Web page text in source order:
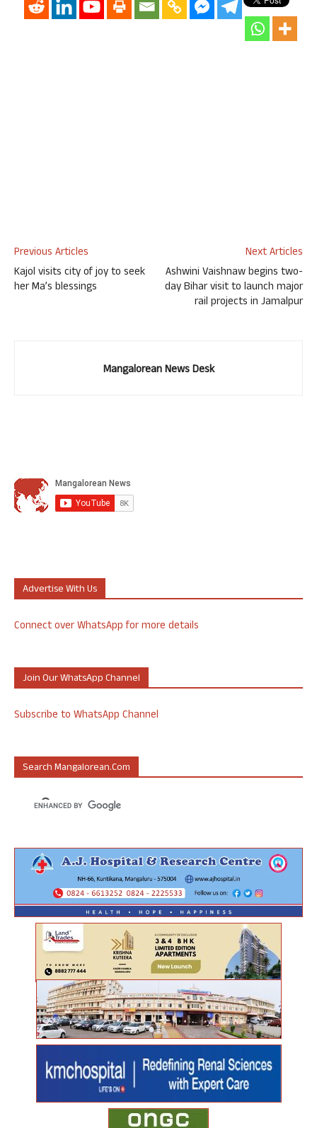
Previous Articles
Kajol visits city of joy to seek
her Ma’s blessings
Next Articles
Ashwini Vaishnaw begins two-
day Bihar visit to launch major
rail projects in Jamalpur
Mangalorean News Desk
Advertise With Us
Connect over WhatsApp for more details
Join Our WhatsApp Channel
Subscribe to WhatsApp Channel
Search Mangalorean.com